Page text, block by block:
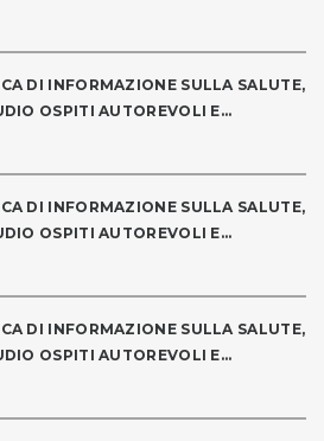
DI INFORMAZIONE SULLA SALUTE,
OSPITI AUTOREVOLI E...
DI INFORMAZIONE SULLA SALUTE,
OSPITI AUTOREVOLI E...
DI INFORMAZIONE SULLA SALUTE,
OSPITI AUTOREVOLI E...